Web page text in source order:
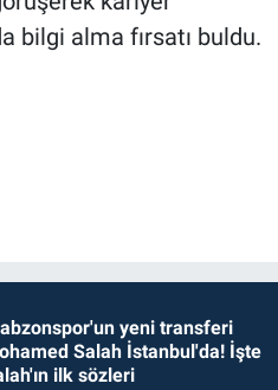
bilgi alma fırsatı buldu.
yeni transferi
Salah İstanbul'da! İşte
ilk sözleri